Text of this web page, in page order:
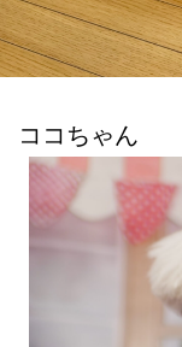
ココちゃん